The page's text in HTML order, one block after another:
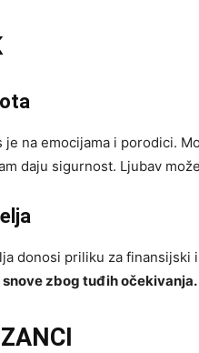
je na emocijama i porodici.
daju sigurnost. Ljubav
donosi priliku za finansijski
snove zbog tuđih očekivanja.